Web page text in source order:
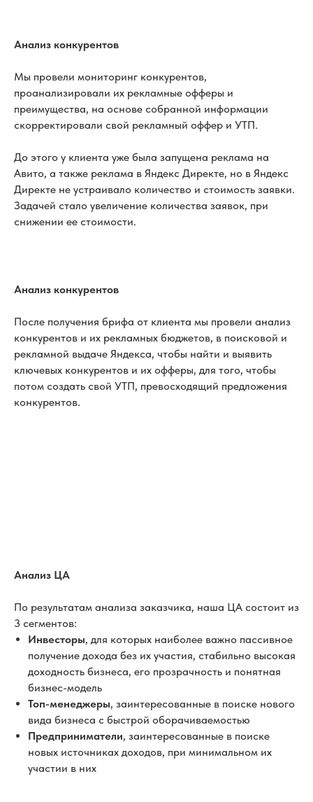
Анализ конкурентов
Мы провели мониторинг конкурентов,
проанализировали их рекламные офферы и
преимущества, на основе собранной информации
скорректировали свой рекламный оффер и УТП.
До этого у клиента уже была запущена реклама на
Авито, а также реклама в Яндекс Директе, но в Яндекс
Директе не устраивало количество и стоимость заявки.
Задачей стало увеличение количества заявок, при
снижении ее стоимости.
Анализ конкурентов
После получения брифа от клиента мы провели анализ
конкурентов и их рекламных бюджетов, в поисковой и
рекламной выдаче Яндекса, чтобы найти и выявить
ключевых конкурентов и их офферы, для того, чтобы
потом создать свой УТП, превосходящий предложения
конкурентов.
Анализ ЦА
По результатам анализа заказчика, наша ЦА состоит из
3 сегментов:
Инвесторы, для которых наиболее важно пассивное
получение дохода без их участия, стабильно высокая
доходность бизнеса, его прозрачность и понятная
бизнес-модель
Топ-менеджеры, заинтересованные в поиске нового
вида бизнеса с быстрой оборачиваемостью
Предприниматели, заинтересованные в поиске
новых источниках доходов, при минимальном их
участии в них